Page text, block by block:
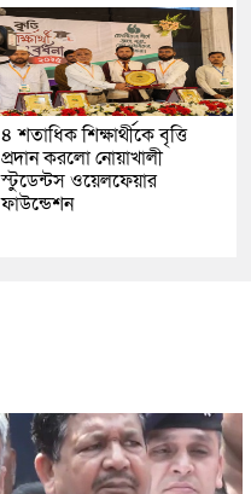
৪ শতাধিক শিক্ষার্থীকে বৃত্তি
প্রদান করলো নোয়াখালী
স্টুডেন্টস ওয়েলফেয়ার
ফাউন্ডেশন